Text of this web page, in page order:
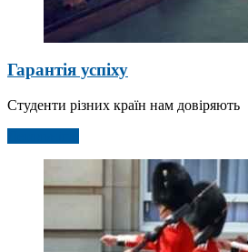
Гарантія успіху
Студенти різних країн нам довіряють